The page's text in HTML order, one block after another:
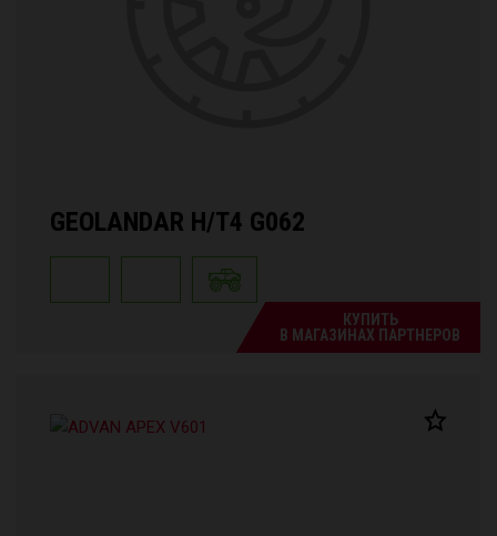
GEOLANDAR H/T4 G062
КУПИТЬ
В МАГАЗИНАХ ПАРТНЕРОВ